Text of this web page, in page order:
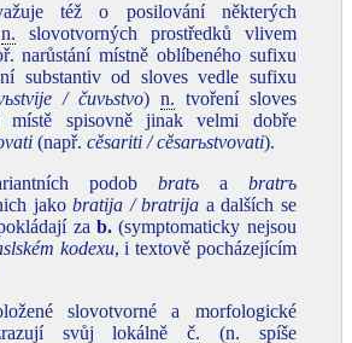
též o posilování některých
n. slovotvorných prostředků vlivem
narůstání místně oblíbeného sufixu
substantiv od sloves vedle sufixu
/ čuvьstvo) n. tvoření sloves
spisovně jinak velmi dobře
(např. cěsariti / cěsarьstvovati).
podob bratъa bratrъ
jakobratija / bratrija a dalších se
za b.(symptomaticky nejsou
kodexu, i textově pocházejícím
slovotvorné a morfologické
svůj lokálněč. (n. spíše